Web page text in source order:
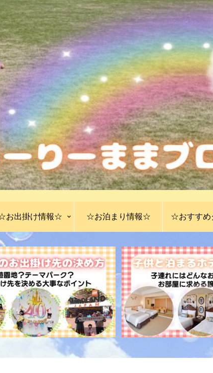
お出掛け情報☆ ☆お泊まり情報☆ ☆おすす